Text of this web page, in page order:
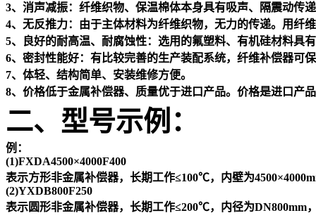
3、消声减振：纤维织物、保温棉体本身具有吸声、隔震动传
4、无反推力：由于主体材料为纤维织物，无力的传递。用
5、良好的耐高温、耐腐蚀性：选用的氟塑料、有机硅材料具
6、密封性能好：有比较完善的生产装配系统，纤维补偿器可
7、体轻、结构简单、安装维修方便。
8、价格低于金属补偿器、质量优于进口产品。价格是进口产
二、型号示例：
例：
(1)FXDA4500×4000F400
表示方形非金属补偿器，长期工作≤100℃，内壁为
(2)YXDB800F250
表示圆形非金属补偿器，长期工作≤200℃，内径为DN800mm